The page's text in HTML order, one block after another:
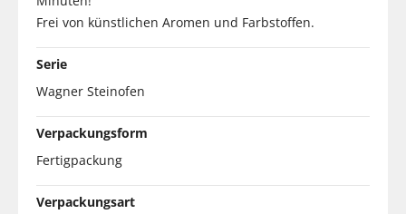
Frei von künstlichen Aromen und Farbstoffen.
Serie
Wagner Steinofen
Verpackungsform
Fertigpackung
Verpackungsart